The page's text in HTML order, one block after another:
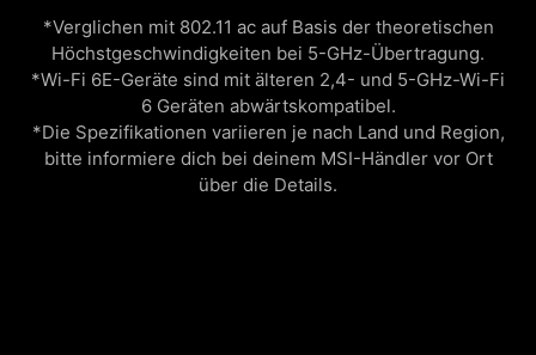
*Verglichen mit 802.11 ac auf Basis der theoretischen
Höchstgeschwindigkeiten bei 5-GHz-Übertragung.
*Wi-Fi 6E-Geräte sind mit älteren 2,4- und 5-GHz-Wi-Fi
6 Geräten abwärtskompatibel.
*Die Spezifikationen variieren je nach Land und Region,
bitte informiere dich bei deinem MSI-Händler vor Ort
über die Details.